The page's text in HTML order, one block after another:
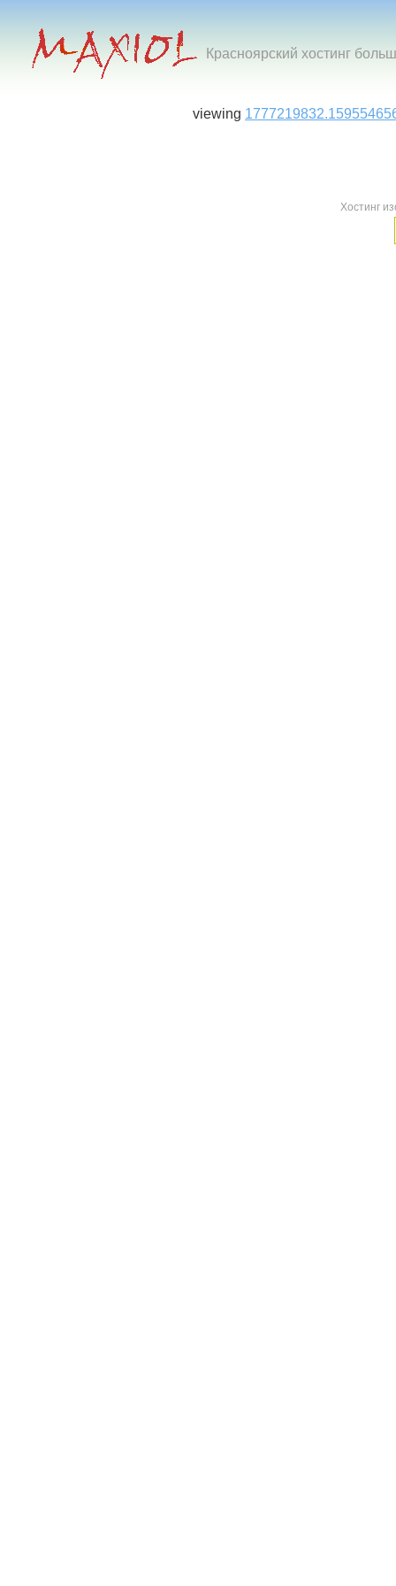
Красноярский хостинг
viewing
Хостинг